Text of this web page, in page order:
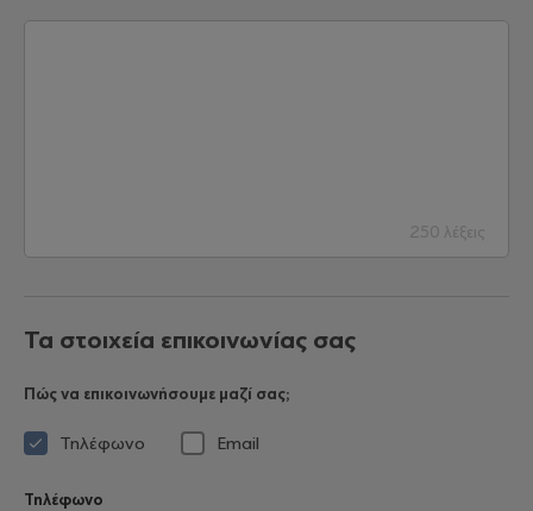
250 λέξεις
Τα στοιχεία επικοινωνίας σας
Πώς να επικοινωνήσουμε μαζί σας;
Τηλέφωνο Email
Τηλέφωνο